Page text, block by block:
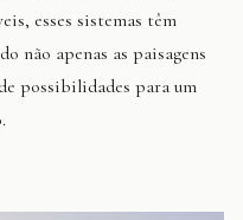
esses sistemas têm
não apenas as paisagens
possibilidades para um